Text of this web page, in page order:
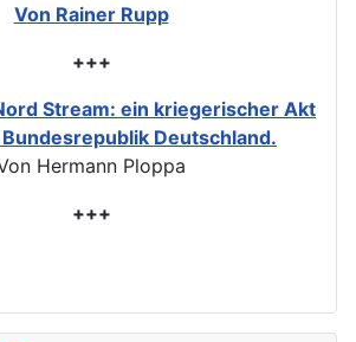
Von Rainer Rupp
+++
Stream: ein kriegerischer Akt
Deutschland.
Hermann Ploppa
+++